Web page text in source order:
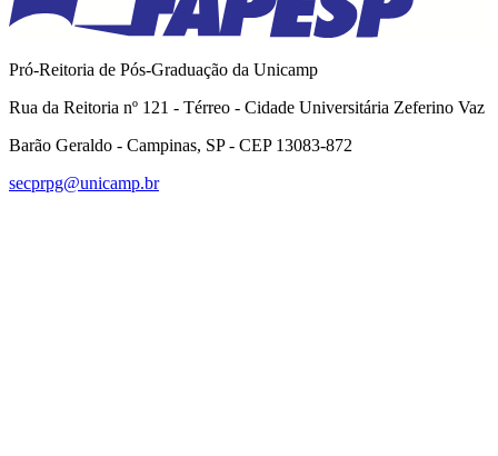
Pró-Reitoria de Pós-Graduação da Unicamp
Rua da Reitoria nº 121 - Térreo - Cidade Universitária Zeferino Vaz
Barão Geraldo - Campinas, SP - CEP 13083-872
secprpg@unicamp.br